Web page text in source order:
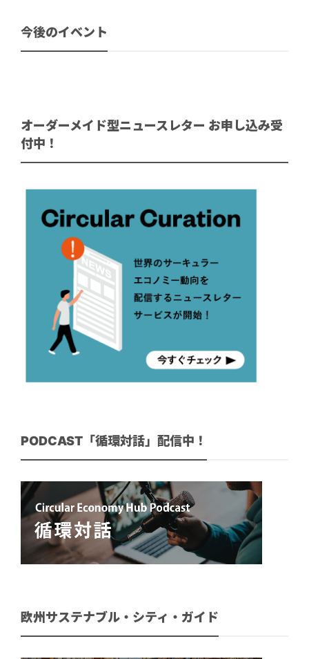
今後のイベント
オーダーメイド型ニュースレター お申し込み受
付中！
PODCAST「循環対話」配信中！
欧州サステナブル・シティ・ガイド